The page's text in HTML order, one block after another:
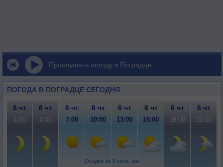
Прослушать погоду в Поградце
ПОГОДА В ПОГРАДЦЕ СЕГОДНЯ
Осадки за 3 часа, мм
6 чт 6 чт 6 чт 6 чт 6 чт 6 чт 6 чт 6 чт
1:00 4:00 7:00 10:00 13:00 16:00 19:00 22:00